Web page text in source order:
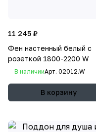
11 245 ₽
Фен настенный белый с
розеткой 1800-2200 W
В наличииАрт. 02012.W
В корзину